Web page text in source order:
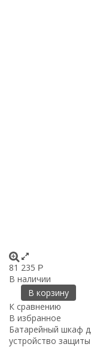
81 235 Р
В наличии
В корзину
К сравнению
В избранное
Батарейный шкаф
устройство защиты